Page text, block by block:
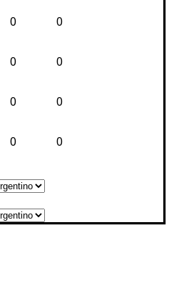
0 0
0 0
0 0
0 0